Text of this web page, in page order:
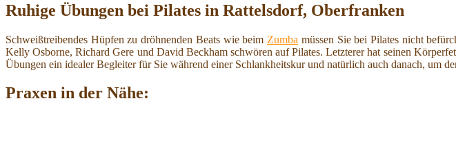
Ruhige Übungen bei Pilates in Rattelsdorf, Oberfranken
Schweißtreibendes Hüpfen zu dröhnenden Beats wie beim Zumba müssen Sie bei Pilates nicht
Kelly Osborne, Richard Gere und David Beckham schwören auf Pilates. Letzterer hat seinen
Übungen ein idealer Begleiter für Sie während einer Schlankheitskur und natürlich auch danach, um
Praxen in der Nähe: